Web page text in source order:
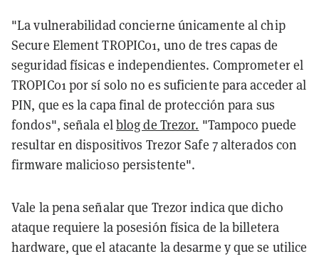
"La vulnerabilidad concierne únicamente al chip
Secure Element TROPIC01, uno de tres capas de
seguridad físicas e independientes. Comprometer el
TROPIC01 por sí solo no es suficiente para acceder al
PIN, que es la capa final de protección para sus
fondos", señala elblog de Trezor. "Tampoco puede
resultar en dispositivos Trezor Safe 7 alterados con
firmware malicioso persistente".
Vale la pena señalar que Trezor indica que dicho
ataque requiere la posesión física de la billetera
hardware, que el atacante la desarme y que se utilice